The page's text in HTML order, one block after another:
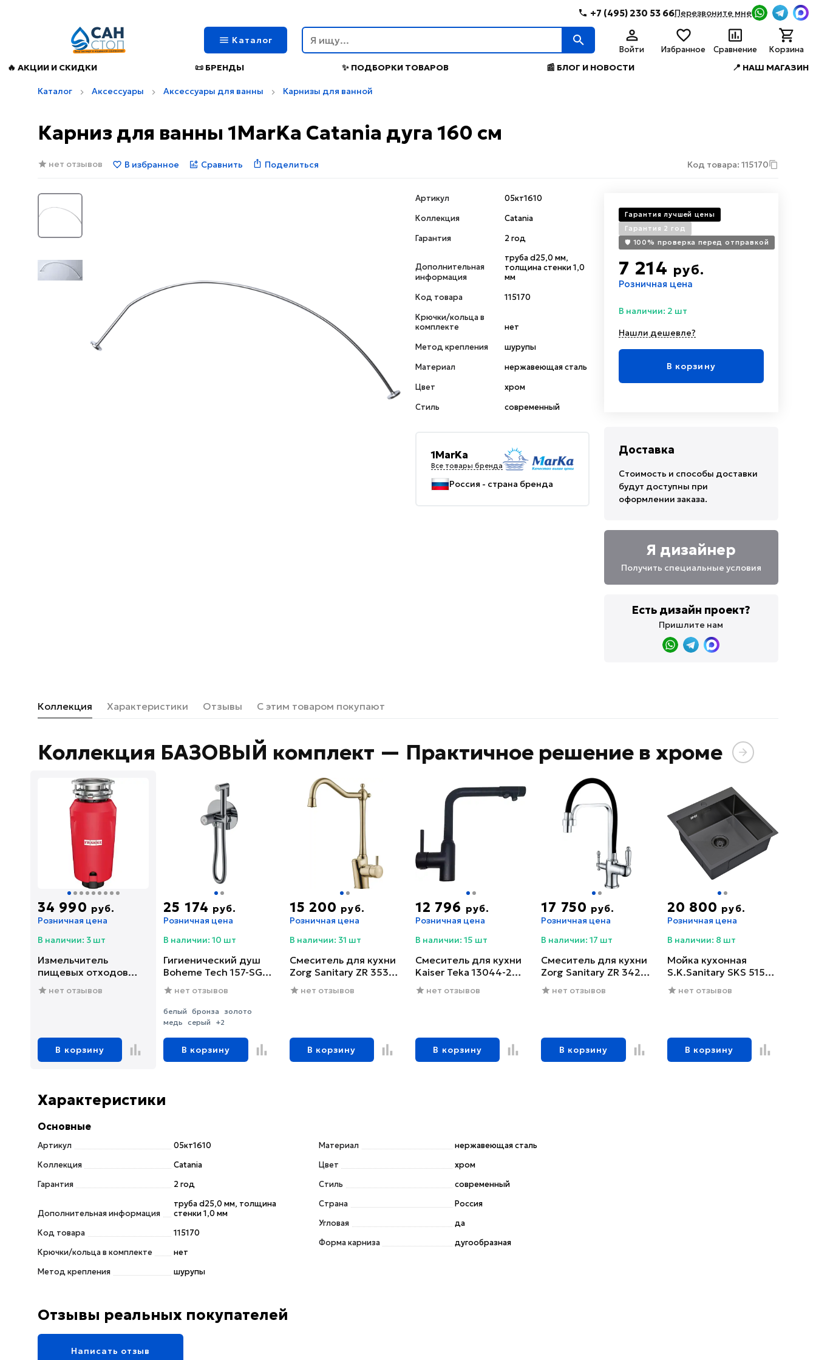
+7 (495) 230 53 66Перезвоните мне
Каталог
Войти Избранное Сравнение Корзина
🔥 АКЦИИ И СКИДКИ 📜 БРЕНДЫ ✨ ПОДБОРКИ ТОВАРОВ 📰 БЛОГ И НОВОСТИ 📍 НАШ МАГАЗИН
Каталог Аксессуары Аксессуары для ванны Карнизы для ванной
Карниз для ванны 1MarKa Catania дуга 160 см
нет отзывов В избранное Сравнить Поделиться Код товара: 115170
Артикул
05кт1610
Коллекция
Catania
Гарантия
2 год
Дополнительная
информация
труба d25,0 мм,
толщина стенки 1,0
мм
Код товара
115170
Крючки/кольца в
комплекте
нет
Метод крепления
шурупы
Материал
нержавеющая сталь
Цвет
хром
Стиль
современный
1MarKa
Все товары бренда
Россия - страна бренда
Гарантия лучшей цены
Гарантия 2 год
🛡️ 100% проверка перед отправкой
7 214 руб.
Розничная цена
В наличии: 2 шт
Нашли дешевле?
В корзину
Доставка
Стоимость и способы доставки
будут доступны при
оформлении заказа.
Я дизайнер
Получить специальные условия
Есть дизайн проект?
Пришлите нам
Коллекция Характеристики Отзывы С этим товаром покупают
Коллекция БАЗОВЫЙ комплект — Практичное решение в хроме
34 990 руб.
Розничная цена
В наличии: 3 шт
Измельчитель
пищевых отходов
Franke SLIM 75
(134.0715.096)
нет отзывов
В корзину
25 174 руб.
Розничная цена
В наличии: 10 шт
Гигиенический душ
Boheme Tech 157-SGM
со смесителем, С
ВНУТРЕННЕЙ
ЧАСТЬЮ, shine gun
metal
нет отзывов
белый бронза
золото
медь
серый +2
В корзину
15 200 руб.
Розничная цена
В наличии: 31 шт
Смеситель для кухни
Zorg Sanitary ZR 353
YF-BRнет отзывов
В корзину
12 796 руб.
Розничная цена
В наличии: 15 шт
Смеситель для кухни
Kaiser Teka 13044-2
черный глянцевый
нет отзывов
В корзину
17 750 руб.
Розничная цена
В наличии: 17 шт
Смеситель для кухни
Zorg Sanitary ZR 342-6
YF нет отзывов
В корзину
20 800 руб.
Розничная цена
В наличии: 8 шт
Мойка кухонная
S.K.Sanitary SKS 5151
GRAFIT с сифоном
нет отзывов
В корзину
Характеристики
Основные
Артикул
05кт1610
Коллекция
Catania
Гарантия
2 год
Дополнительная информация
труба d25,0 мм, толщина
стенки 1,0 мм
Код товара
115170
Крючки/кольца в комплекте
нет
Метод крепления
шурупы
Материал
нержавеющая сталь
Цвет
хром
Стиль
современный
Страна
Россия
Угловая
да
Форма карниза
дугообразная
Отзывы реальных покупателей
Написать отзыв